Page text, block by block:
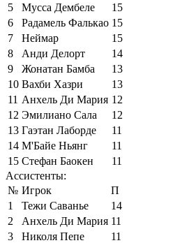
5
Мусса Дембеле
15
6
Радамель Фалькао 15
7
Неймар
15
8
Анди Делорт
14
9
Жонатан Бамба
13
10 Вахби Хазри
13
11 Анхель Ди Мария 12
12 Эмилиано Сала
12
13 Гаэтан Лаборде
11
14 М'Байе Ньянг
11
15 Стефан Баокен
11
Ассистенты:
№ Игрок
П
1
Тежи Саванье
14
2
Анхель Ди Мария 11
3
Николя Пепе
11